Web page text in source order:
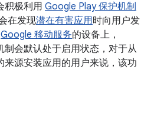
积极利用 Google Play 保护机制
在发现潜在有害应用时向用户发
Google 移动服务的设备上，
制会默认处于启用状态，对于从
来源安装应用的用户来说，该功